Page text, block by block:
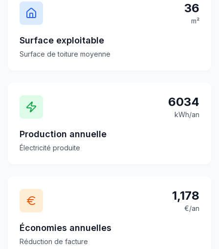
36
m²
Surface exploitable
Surface de toiture moyenne
6034
kWh/an
Production annuelle
Électricité produite
1,178
€/an
Économies annuelles
Réduction de facture